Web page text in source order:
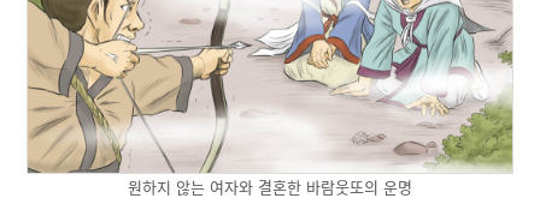
원하지 않는 여자와 결혼한 바람웃또의 운명